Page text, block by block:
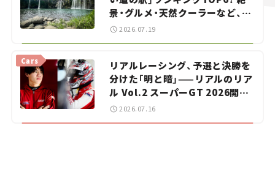
景・グルメ・天然クーラーなど、避
暑におすすめのスポットを紹介
2026.07.19
リアルレーシング、予選と決勝を
分けた「明と暗」——リアルのリア
ル Vol.2 スーパーGT 2026開幕
戦 岡山国際サーキット
Cars
2026.07.16